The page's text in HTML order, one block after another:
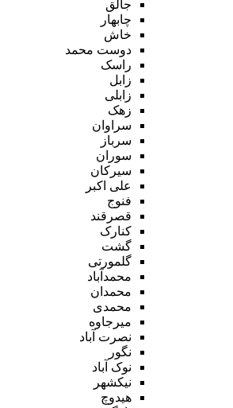
جالق
چابهار
خاش
دوست محمد
راسک
زابل
زابلی
زهک
سراوان
سرباز
سوران
سیرکان
علی اکبر
فنوج
قصرقند
کنارک
گشت
گلمورتی
محمدآباد
محمدان
محمدی
میرجاوه
نصرت آباد
نگور
نوک آباد
نیکشهر
هیدوچ